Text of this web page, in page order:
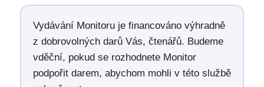
Vydávání Monitoru je financováno výhradně
z dobrovolných darů Vás, čtenářů. Budeme
vděční, pokud se rozhodnete Monitor
podpořit darem, abychom mohli v této službě